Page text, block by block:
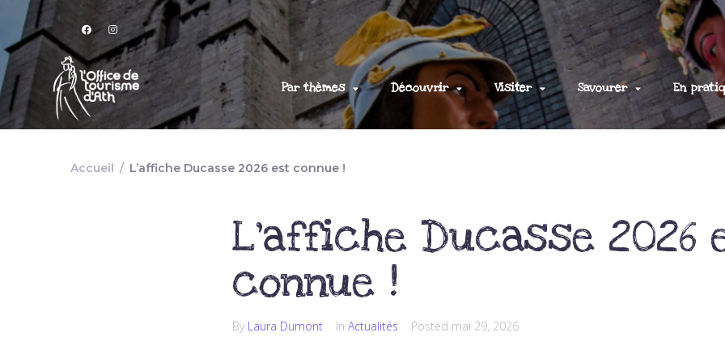
Par thèmes Découvrir Visiter Savourer En
Accueil / L’affiche Ducasse 2026 est connue !
L’affiche Ducasse 2026
connue !
By Laura Dumont In Actualités Posted mai 29, 2026